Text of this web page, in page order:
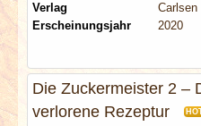
Verlag
Carlsen
Erscheinungsjahr
2020
Die Zuckermeister 2 –
verlorene Rezeptur